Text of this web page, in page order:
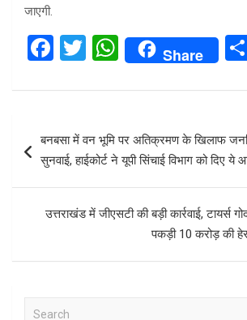
जाएगी.
F
ce
o
k
T
tt
er
W
at
A
p
Share
navigation
बनबसा में वन भूमि पर अतिक्रमण के खिलाफ
सुनवाई, हाईकोर्ट ने यूपी सिंचाई विभाग को दिए ये
उत्तराखंड में जीएसटी की बड़ी कार्रवाई, टायर्स
पकड़ी 10 करोड़ की